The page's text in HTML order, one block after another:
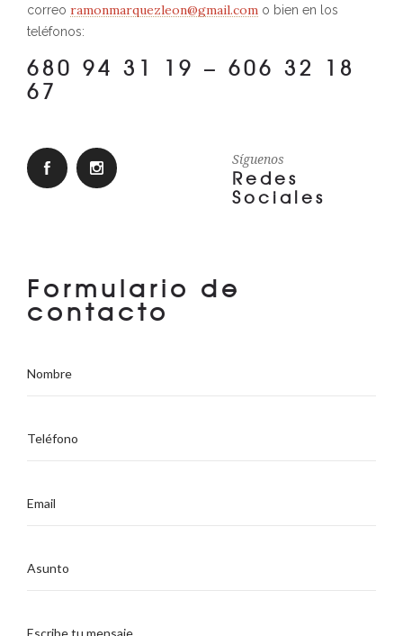
correo ramonmarquezleon@gmail.com o bien en los
teléfonos:
680 94 31 19 – 606 32 18
67
Síguenos
Redes
Sociales
Formulario de
contacto